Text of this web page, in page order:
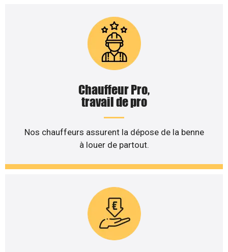
Chauffeur Pro,
travail de pro
Nos chauffeurs assurent la dépose de la benne
à louer de partout.